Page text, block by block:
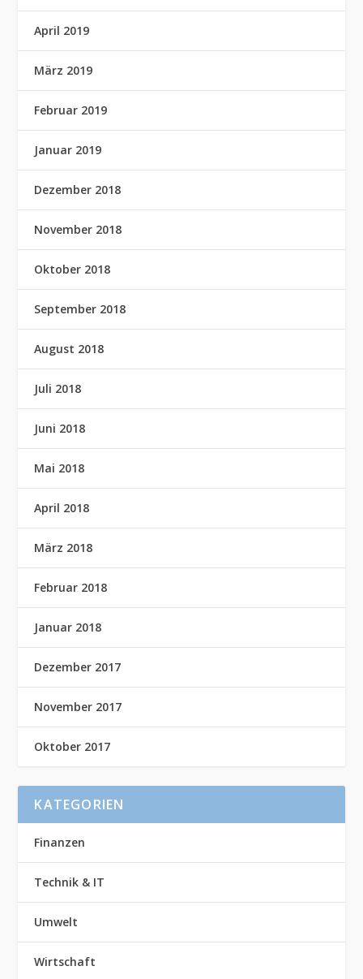
April 2019
März 2019
Februar 2019
Januar 2019
Dezember 2018
November 2018
Oktober 2018
September 2018
August 2018
Juli 2018
Juni 2018
Mai 2018
April 2018
März 2018
Februar 2018
Januar 2018
Dezember 2017
November 2017
Oktober 2017
KATEGORIEN
Finanzen
Technik & IT
Umwelt
Wirtschaft